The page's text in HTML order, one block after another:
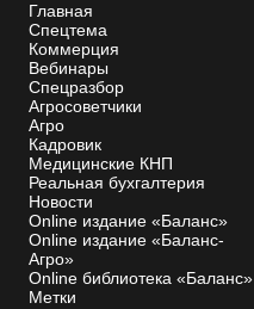
Главная
Спецтема
Коммерция
Вебинары
Спецразбор
Агросоветчики
Агро
Кадровик
Медицинские КНП
Реальная бухгалтерия
Новости
Online издание «Баланс»
Online издание «Баланс-
Агро»
Online библиотека «Баланс»
Метки